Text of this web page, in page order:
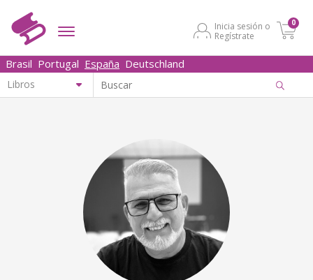
Inicia sesión o
Regístrate
0
Brasil Portugal España Deutschland